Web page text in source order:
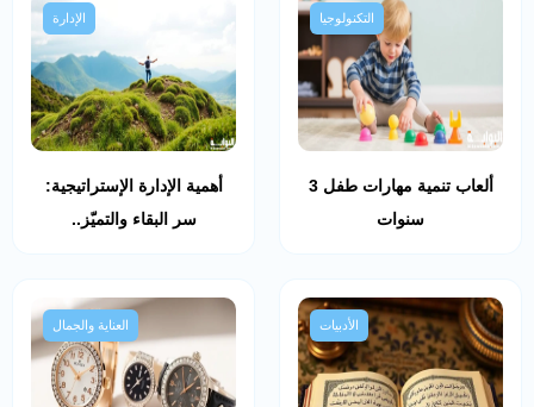
التكنولوجيا
ألعاب تنمية مهارات طفل 3
سنوات
الإدارة
أهمية الإدارة الإستراتيجية:
سر البقاء والتميّز..
الأدبيات العناية والجمال